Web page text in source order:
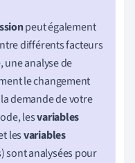
peut également
différents facteurs
une analyse de
le changement
demande de votre
lesvariables
lesvariables
sont analysées pour